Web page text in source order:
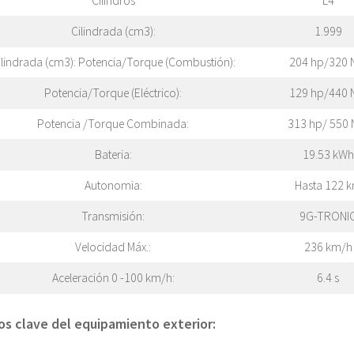
Cilindrada (cm3): 1.999
(cm3): Potencia/Torque (Combustión): 204 hp/320
Potencia/Torque (Eléctrico): 129 hp/440
Potencia /Torque Combinada: 313 hp/ 550
Bateria: 19.53 kWh
Autonomia: Hasta 122
Transmisión: 9G-
Velocidad Máx.: 236 km/h
Aceleración 0 -100 km/h: 6.4 s
clave del equipamiento exterior: